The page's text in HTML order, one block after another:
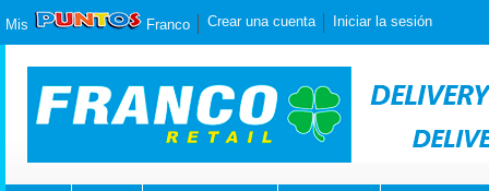
Mis Franco Crear una cuenta Iniciar la sesión